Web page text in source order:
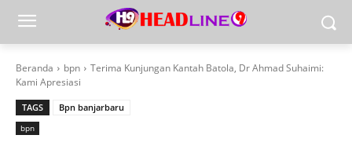
Beranda bpn
Terima Kunjungan Kantah Batola, Dr Ahmad Suhaimi:
Kami Apresiasi
TAGS Bpn banjarbaru
bpn